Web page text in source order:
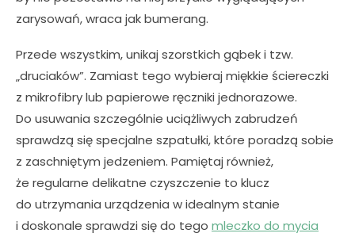
zarysowań, wraca jak bumerang.
Przede wszystkim, unikaj szorstkich gąbek i tzw.
„druciaków”. Zamiast tego wybieraj miękkie ściereczki
z mikrofibry lub papierowe ręczniki jednorazowe.
Do usuwania szczególnie uciążliwych zabrudzeń
sprawdzą się specjalne szpatułki, które poradzą sobie
z zaschniętym jedzeniem. Pamiętaj również,
że regularne delikatne czyszczenie to klucz
do utrzymania urządzenia w idealnym stanie
i doskonale sprawdzi siędo tego mleczko do mycia